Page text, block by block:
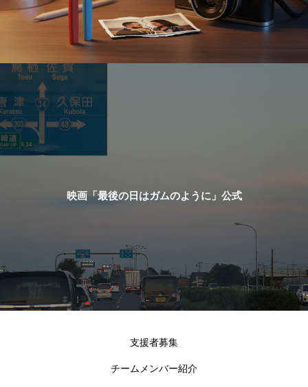
映画「最後の日はガムのように」公式
支援者募集
チームメンバー紹介